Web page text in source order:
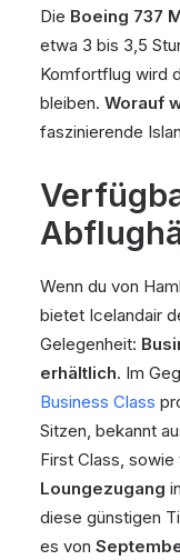
Die Boeing 737
etwa 3 bis 3,5
Komfortflug wird
bleiben. Worauf
faszinierende
Wenn du von
bietet Icelandair
Gelegenheit:
erhältlich. Im
Business Class
Sitzen, bekannt
First Class, sowie
Loungezugang
diese günstigen
es von